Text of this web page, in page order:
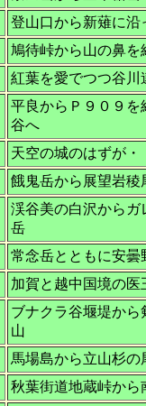
登山口から新薙に沿
鳩待峠から山の鼻を
紅葉を愛でつつ谷川
平良からＰ９０９を
谷へ
天空の城のはずが・
餓鬼岳から展望岩稜
渓谷美の白沢からガ
岳
常念岳とともに安曇
加賀と越中国境の医
ブナクラ谷堰堤か
山
馬場島から立山杉
秋葉街道地蔵峠から